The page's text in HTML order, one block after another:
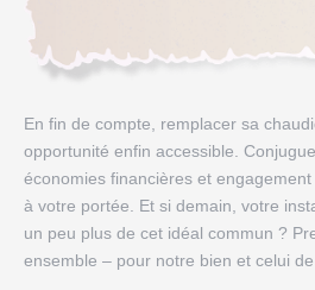
En fin de compte, remplacer sa
opportunité enfin accessible.
économies financières et
à votre portée. Et si demain, votre
un peu plus de cet idéal commun ?
ensemble – pour notre bien et celui